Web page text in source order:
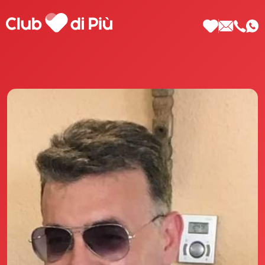
Scopri Club di Più
Le testimonianze Club di Più
La fondatrice Valeria Pilla
Annunci Donne
Agenzia matrimoniale Club di Più
Love Notebook